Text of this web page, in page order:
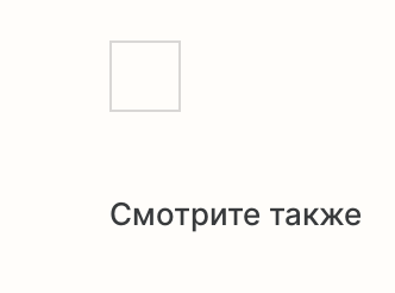
Смотрите также